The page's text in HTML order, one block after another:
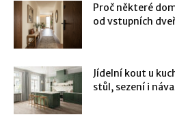
Proč některé
od vstupních
Jídelní kout u
stůl, sezení i